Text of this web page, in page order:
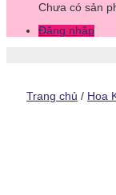
Chưa có sản
Đăng nhập
Trang chủ / Hoa